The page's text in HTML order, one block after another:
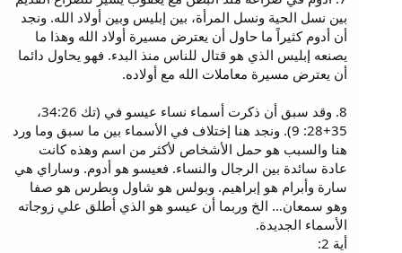
بين نسل الحية ونسل المرأة، بين إبليس وبين أولاد الله. ونجد
أن أدوم كثيراً ما حاول أن يعترض مسيرة أولاد الله وهذا ما
يصنعه إبليس الذي هو قتال للناس منذ البدء. فهو يحاول دائما
أن يعترض مسيرة معاملات الله مع أولاده.
8. وقد سبق أن ذكرت أسماء نساء عيسو في (تك 34:26،
35+28: 9). ونجد هنا إختلاف في الأسماء بين ما سبق وما ورد
هنا والسبب هو حمل الأشخاص لأكثر من اسم وهذه كانت
عادة سائدة بين الرجال والنساء. فعيسو هو أدوم. وساراي هي
سارة وأبرام هو إبراهيم. وبولس هو شاول وبطرس هو صفا
وهو سمعان… الخ وربما أن عيسو هو الذي أطلق علي زوجاته
الأسماء الجديدة.
أية 2: